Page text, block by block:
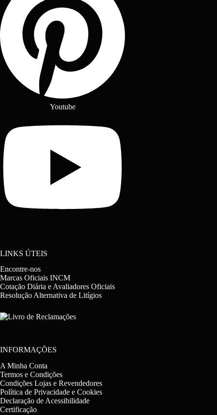
Youtube
LINKS ÚTEIS
Encontre-nos
Marcas Oficiais INCM
Cotação Diária e Avaliadores Oficiais
Resolução Alternativa de Litígios
INFORMAÇÕES
A Minha Conta
Termos e Condições
Condições Lojas e Revendedores
Política de Privacidade e Cookies
Declaração de Acessibilidade
Certificação